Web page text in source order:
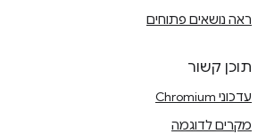
ראה נושאים פתוחים
תוכן קשור
עדכוני Chromium
מקרים לדוגמה